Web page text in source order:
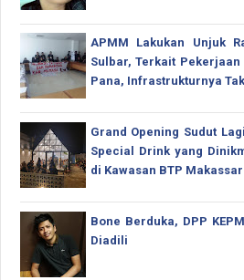
APMM Lakukan Unjuk
Sulbar, Terkait
Pana, Infrastrukturnya
Grand Opening Sudut
Special Drink yang
di Kawasan BTP Makassar
Bone Berduka, DPP
Diadili